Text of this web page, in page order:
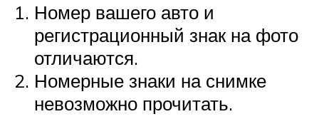
Номер вашего авто и
регистрационный знак на фото
отличаются.
Номерные знаки на снимке
невозможно прочитать.